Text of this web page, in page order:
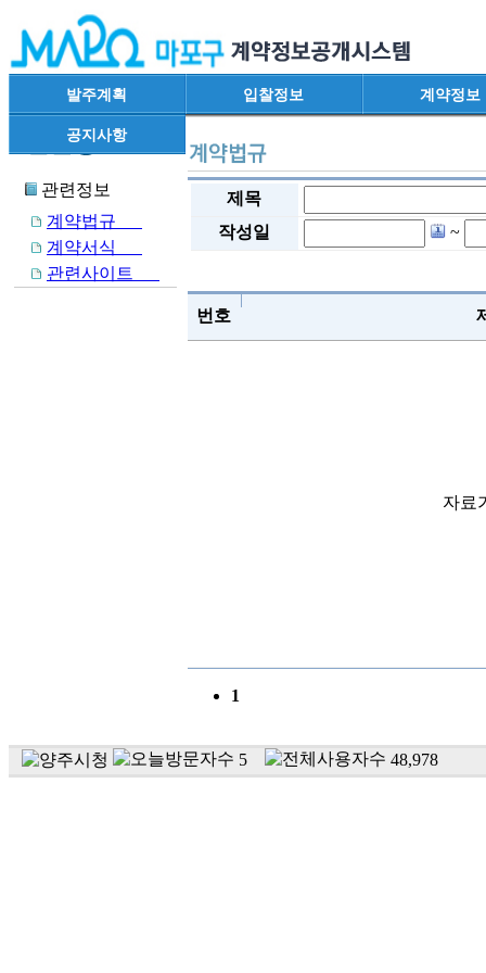
발주계획 입찰정보 계약정보
공지사항
관련정보
계약법규
계약서식
관련사이트
제목
작성일
~
번호
자료
1
5 48,978